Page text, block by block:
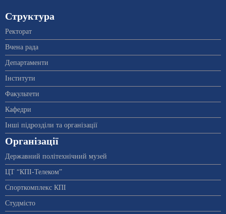
Структура
Ректорат
Вчена рада
Департаменти
Інститути
Факультети
Кафедри
Інші підрозділи та організації
Організації
Державний політехнічний музей
ЦТ “КПІ-Телеком”
Спорткомплекс КПІ
Студмісто